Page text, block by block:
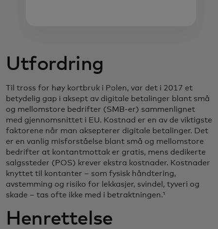
Utfordring
Til tross for høy kortbruk i Polen, var det i 2017 et
betydelig gap i aksept av digitale betalinger blant små
og mellomstore bedrifter (SMB-er) sammenlignet
med gjennomsnittet i EU. Kostnad er en av de viktigste
faktorene når man aksepterer digitale betalinger. Det
er en vanlig misforståelse blant små og mellomstore
bedrifter at kontantmottak er gratis, mens dedikerte
salgssteder (POS) krever ekstra kostnader. Kostnader
knyttet til kontanter – som fysisk håndtering,
avstemming og risiko for lekkasjer, svindel, tyveri og
skade – tas ofte ikke med i betraktningen.¹
Henrettelse